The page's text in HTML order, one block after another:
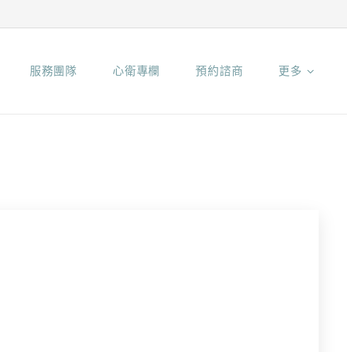
服務團隊 心衛專欄 預約諮商 更多